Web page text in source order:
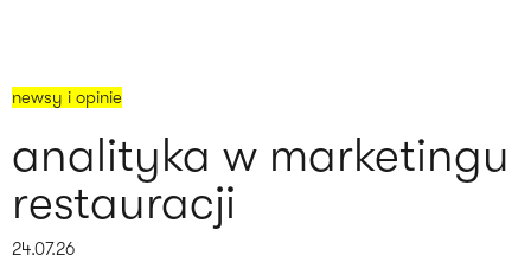
newsy i opinie
analityka w marketingu
restauracji
24.07.26